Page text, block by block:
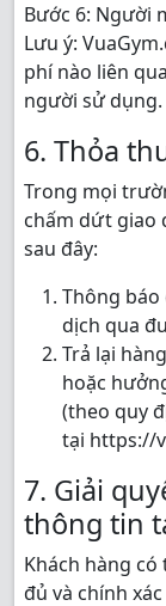
Bước 6: Người
Lưu ý:
phí nào liên
người sử dụng.
6. Thỏa
Trong mọi
chấm dứt giao
sau đây:
Thông báo
dịch qua
Trả lại
hoặc
(theo quy
tại https://
7. Giải
thông tin
Khách hàng
đủ và chính